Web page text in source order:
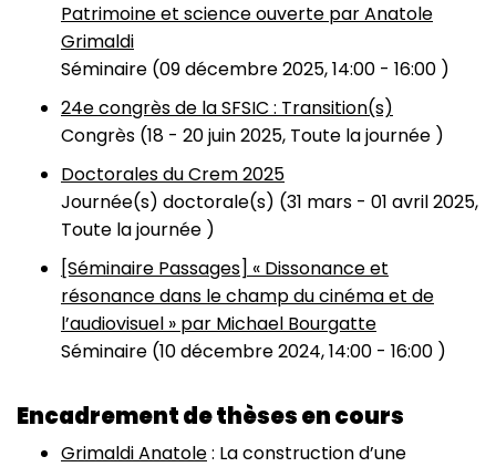
Patrimoine et science ouverte par Anatole
Grimaldi
Séminaire (09 décembre 2025, 14:00 - 16:00 )
24e congrès de la SFSIC : Transition(s)
Congrès (18 - 20 juin 2025, Toute la journée )
Doctorales du Crem 2025
Journée(s) doctorale(s) (31 mars - 01 avril 2025,
Toute la journée )
[Séminaire Passages] « Dissonance et
résonance dans le champ du cinéma et de
l’audiovisuel » par Michael Bourgatte
Séminaire (10 décembre 2024, 14:00 - 16:00 )
Encadrement de thèses en cours
Grimaldi Anatole: La construction d’une